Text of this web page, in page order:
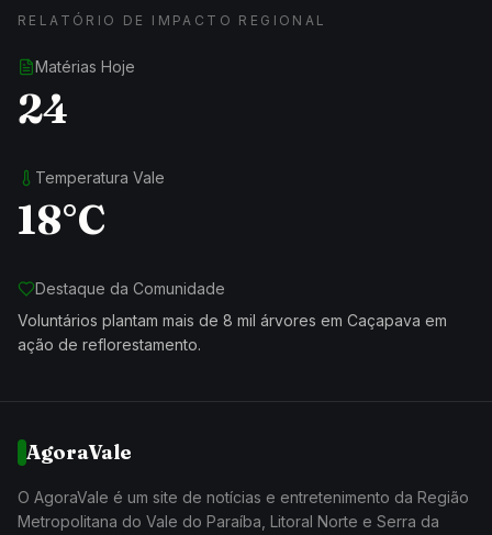
RELATÓRIO DE IMPACTO REGIONAL
Matérias Hoje
24
Temperatura Vale
18°C
Destaque da Comunidade
Voluntários plantam mais de 8 mil árvores em Caçapava em
ação de reflorestamento.
AgoraVale
O AgoraVale é um site de notícias e entretenimento da Região
Metropolitana do Vale do Paraíba, Litoral Norte e Serra da